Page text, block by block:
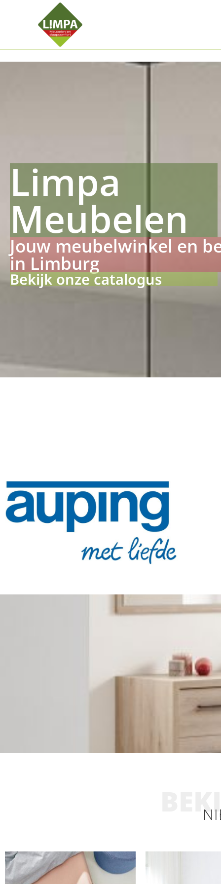
Anhangerma Sommersch
Limpa
Meubelen
Jouw meubelwinkel en
in Limburg
Bekijk onze catalogus